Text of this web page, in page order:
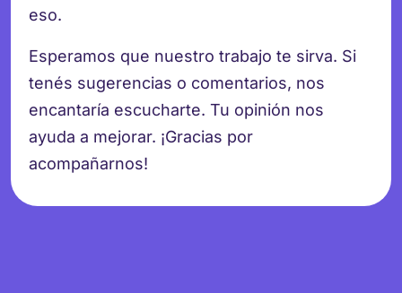
eso.
Esperamos que nuestro trabajo te sirva. Si
tenés sugerencias o comentarios, nos
encantaría escucharte. Tu opinión nos
ayuda a mejorar. ¡Gracias por
acompañarnos!